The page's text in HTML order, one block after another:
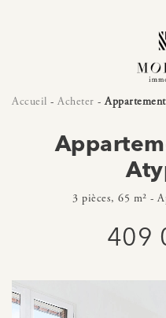
Accueil - Acheter -
3 pièces, 65 m² -
409